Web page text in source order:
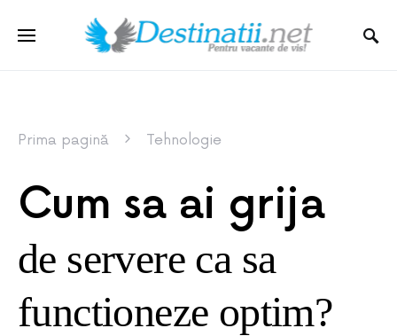
Prima pagină Tehnologie
Cum sa ai grija
de servere ca sa
functioneze optim?